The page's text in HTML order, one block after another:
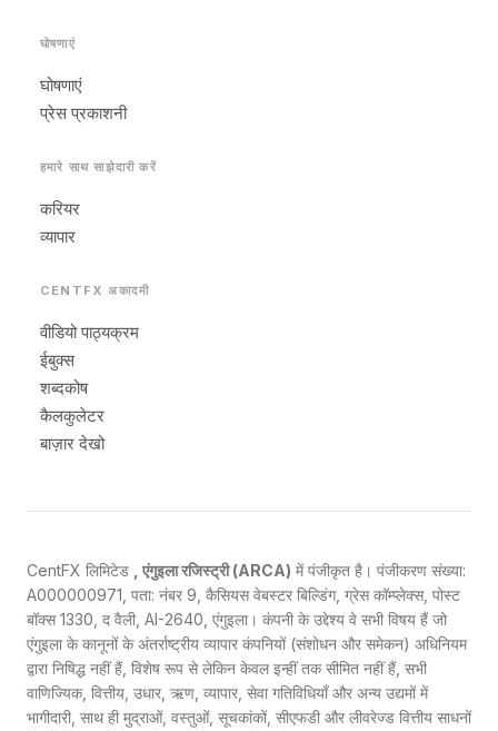
घोषणाएं
घोषणाएं
प्रेस प्रकाशनी
हमारे साथ साझेदारी करें
करियर
व्यापार
CENTFX अकादमी
वीडियो पाठ्यक्रम
ईबुक्स
शब्दकोष
कैलकुलेटर
बाज़ार देखो
CentFX लिमिटेड , एंगुइला रजिस्ट्री (ARCA) में पंजीकृत है। पंजीकरण संख्या:
A000000971, पता: नंबर 9, कैसियस वेबस्टर बिल्डिंग, ग्रेस कॉम्प्लेक्स, पोस्ट
बॉक्स 1330, द वैली, AI-2640, एंगुइला। कंपनी के उद्देश्य वे सभी विषय हैं जो
एंगुइला के कानूनों के अंतर्राष्ट्रीय व्यापार कंपनियों (संशोधन और समेकन) अधिनियम
द्वारा निषिद्ध नहीं हैं, विशेष रूप से लेकिन केवल इन्हीं तक सीमित नहीं हैं, सभी
वाणिज्यिक, वित्तीय, उधार, ऋण, व्यापार, सेवा गतिविधियाँ और अन्य उद्यमों में
भागीदारी, साथ ही मुद्राओं, वस्तुओं, सूचकांकों, सीएफडी और लीवरेज्ड वित्तीय साधनों